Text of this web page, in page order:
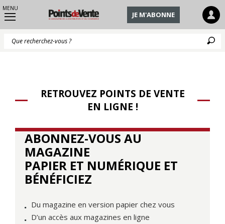
MENU
JE M'ABONNE
RETROUVEZ POINTS DE VENTE
EN LIGNE !
ABONNEZ-VOUS AU
MAGAZINE
PAPIER ET NUMÉRIQUE ET
BÉNÉFICIEZ
Du magazine en version papier chez vous
D’un accès aux magazines en ligne